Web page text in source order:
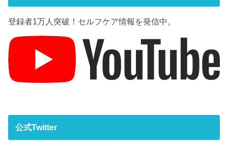
登録者1万人突破！セルフケア情報を発信中。
公式Twitter